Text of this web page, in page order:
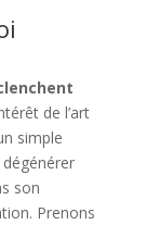
de l’art
simple
son
Prenons